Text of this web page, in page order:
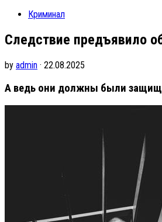
Криминал
Следствие предъявило
by admin · 22.08.2025
А ведь они должны были